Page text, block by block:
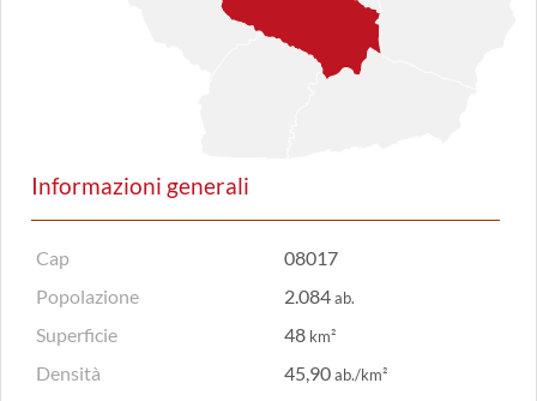
Informazioni generali
Cap
08017
Popolazione
2.084ab.
Superficie 48 km²
Densità 45,90ab./km²